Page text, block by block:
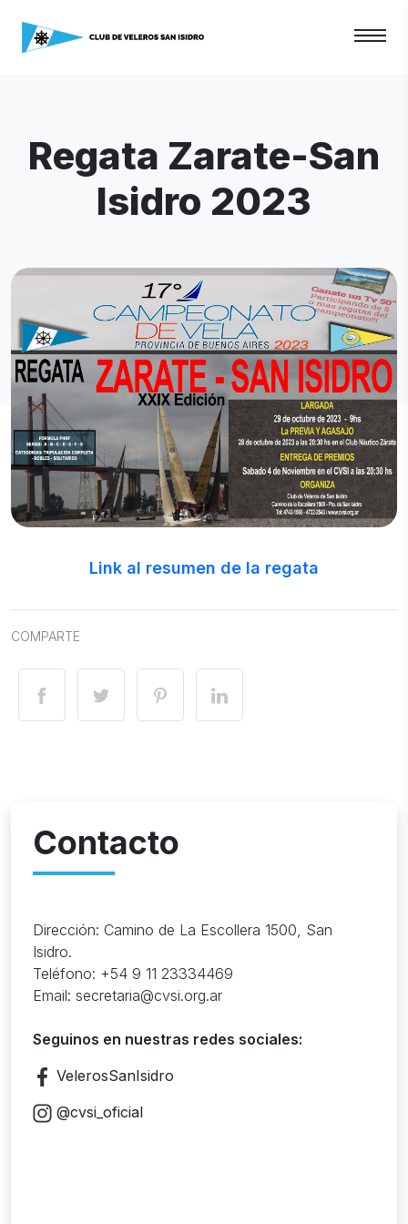
Regata Zarate-San
Isidro 2023
Link al resumen de la regata
COMPARTE
Contacto
Dirección: Camino de La Escollera 1500, San
Isidro.
Teléfono: +54 9 11 23334469
Email: secretaria@cvsi.org.ar
Seguinos en nuestras redes sociales:
VelerosSanIsidro
@cvsi_oficial